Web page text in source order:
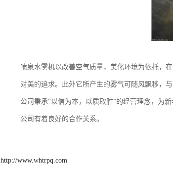
喷泉水雾机以改善空气质量，美化环境为依托，
对美的追求。此外它所产生的雾气可随风飘移，
公司秉承“以信为本，以质取胜”的经营理念，为
公司有着良好的合作关系。
http://www.whtrpq.com